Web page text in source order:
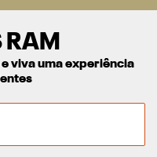
RAM
viva uma experiência